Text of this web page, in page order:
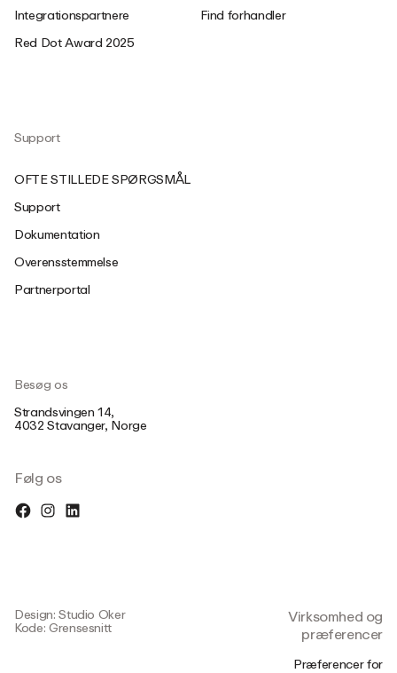
Integrationspartnere
Red Dot Award 2025
Find forhandler
Support
OFTE STILLEDE SPØRGSMÅL
Support
Dokumentation
Overensstemmelse
Partnerportal
Design: Studio Oker
Kode: Grensesnitt
Følg os
Besøg os
Strandsvingen 14,
4032 Stavanger, Norge
Virksomhed og
præferencer
Præferencer for